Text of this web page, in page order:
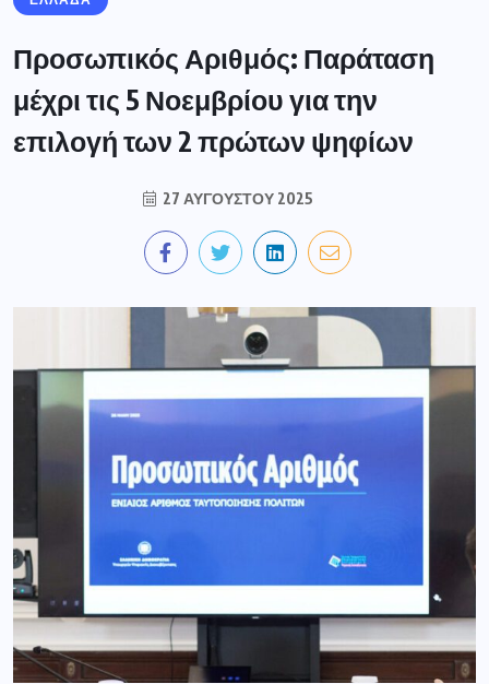
Προσωπικός Αριθμός: Παράταση
μέχρι τις 5 Νοεμβρίου για την
επιλογή των 2 πρώτων ψηφίων
27 ΑΥΓΟΎΣΤΟΥ 2025